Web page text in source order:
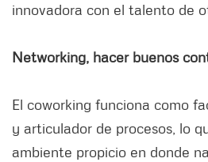
innovadora con el talento de
Networking, hacer buenos
El coworking funciona como
y articulador de procesos, lo
ambiente propicio en donde